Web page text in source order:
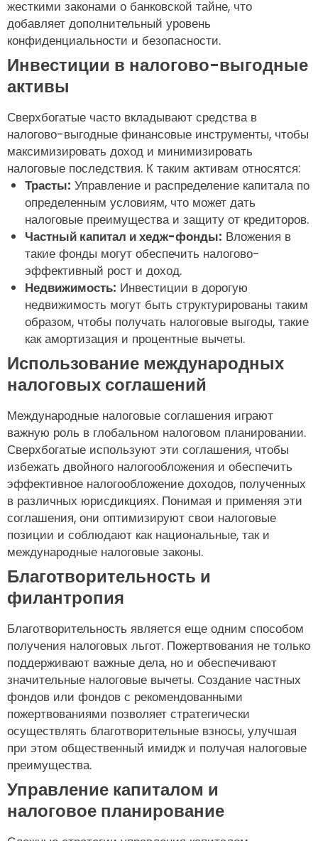
жесткими законами о банковской тайне, что
добавляет дополнительный уровень
конфиденциальности и безопасности.
Инвестиции в налогово-выгодные
активы
Сверхбогатые часто вкладывают средства в
налогово-выгодные финансовые инструменты, чтобы
максимизировать доход и минимизировать
налоговые последствия. К таким активам относятся:
Трасты: Управление и распределение капитала по
определенным условиям, что может дать
налоговые преимущества и защиту от кредиторов.
Частный капитал и хедж-фонды: Вложения в
такие фонды могут обеспечить налогово-
эффективный рост и доход.
Недвижимость: Инвестиции в дорогую
недвижимость могут быть структурированы таким
образом, чтобы получать налоговые выгоды, такие
как амортизация и процентные вычеты.
Использование международных
налоговых соглашений
Международные налоговые соглашения играют
важную роль в глобальном налоговом планировании.
Сверхбогатые используют эти соглашения, чтобы
избежать двойного налогообложения и обеспечить
эффективное налогообложение доходов, полученных
в различных юрисдикциях. Понимая и применяя эти
соглашения, они оптимизируют свои налоговые
позиции и соблюдают как национальные, так и
международные налоговые законы.
Благотворительность и
филантропия
Благотворительность является еще одним способом
получения налоговых льгот. Пожертвования не только
поддерживают важные дела, но и обеспечивают
значительные налоговые вычеты. Создание частных
фондов или фондов с рекомендованными
пожертвованиями позволяет стратегически
осуществлять благотворительные взносы, улучшая
при этом общественный имидж и получая налоговые
преимущества.
Управление капиталом и
налоговое планирование